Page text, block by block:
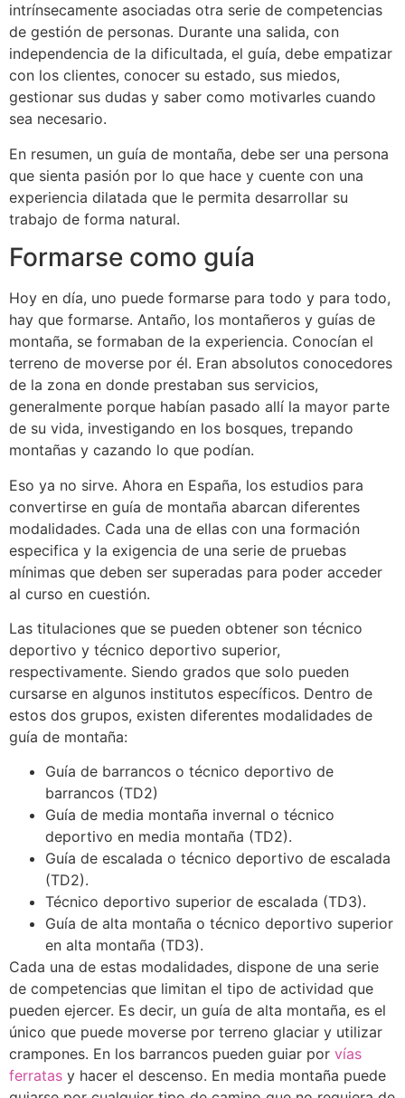
intrínsecamente asociadas otra serie de competencias
de gestión de personas. Durante una salida, con
independencia de la dificultada, el guía, debe empatizar
con los clientes, conocer su estado, sus miedos,
gestionar sus dudas y saber como motivarles cuando
sea necesario.
En resumen, un guía de montaña, debe ser una persona
que sienta pasión por lo que hace y cuente con una
experiencia dilatada que le permita desarrollar su
trabajo de forma natural.
Formarse como guía
Hoy en día, uno puede formarse para todo y para todo,
hay que formarse. Antaño, los montañeros y guías de
montaña, se formaban de la experiencia. Conocían el
terreno de moverse por él. Eran absolutos conocedores
de la zona en donde prestaban sus servicios,
generalmente porque habían pasado allí la mayor parte
de su vida, investigando en los bosques, trepando
montañas y cazando lo que podían.
Eso ya no sirve. Ahora en España, los estudios para
convertirse en guía de montaña abarcan diferentes
modalidades. Cada una de ellas con una formación
especifica y la exigencia de una serie de pruebas
mínimas que deben ser superadas para poder acceder
al curso en cuestión.
Las titulaciones que se pueden obtener son técnico
deportivo y técnico deportivo superior,
respectivamente. Siendo grados que solo pueden
cursarse en algunos institutos específicos. Dentro de
estos dos grupos, existen diferentes modalidades de
guía de montaña:
Guía de barrancos o técnico deportivo de
barrancos (TD2)
Guía de media montaña invernal o técnico
deportivo en media montaña (TD2).
Guía de escalada o técnico deportivo de escalada
(TD2).
Técnico deportivo superior de escalada (TD3).
Guía de alta montaña o técnico deportivo superior
en alta montaña (TD3).
Cada una de estas modalidades, dispone de una serie
de competencias que limitan el tipo de actividad que
pueden ejercer. Es decir, un guía de alta montaña, es el
único que puede moverse por terreno glaciar y utilizar
crampones. En los barrancos pueden guiar por vías
ferratas y hacer el descenso. En media montaña puede